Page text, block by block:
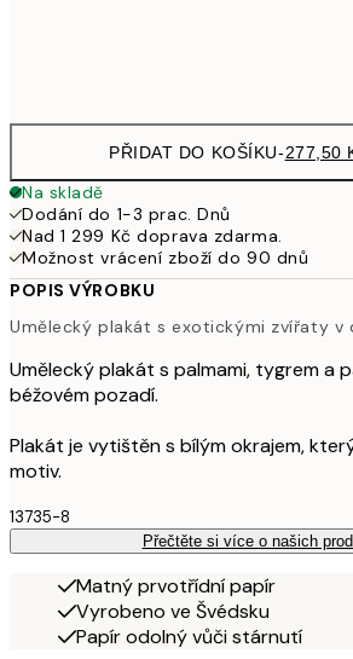
PŘIDAT DO KOŠÍKU-277,50
Na skladě
Dodání do 1-3 prac. Dnů
Nad 1 299 Kč doprava zdarma.
Možnost vrácení zboží do 90 dnů
POPIS VÝROBKU
Umělecký plakát s exotickými zvířaty v
Umělecký plakát s palmami, tygrem a
béžovém pozadí.
Plakát je vytištěn s bílým okrajem,
motiv.
13735-8
Přečtěte si více o našich
Matný prvotřídní papír
Vyrobeno ve Švédsku
Papír odolný vůči stárnutí